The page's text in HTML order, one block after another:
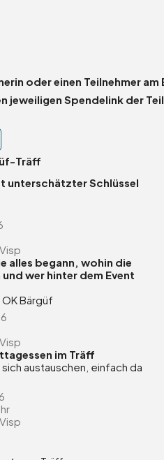
oder einen Teilnehmer
jeweiligen Spendelink der
Träff
unterschätzter Schlüssel
alles begann, wohin die
wer hinter dem Event
Bärgüf
im Träff
austauschen, einfach da